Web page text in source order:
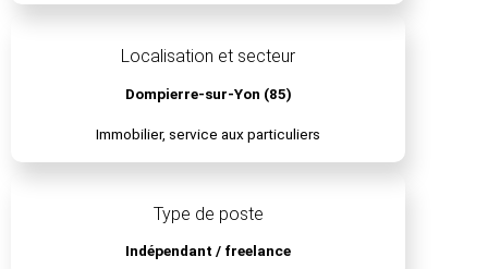
Localisation et secteur
Dompierre-sur-Yon (85)
Immobilier, service aux particuliers
Type de poste
Indépendant / freelance